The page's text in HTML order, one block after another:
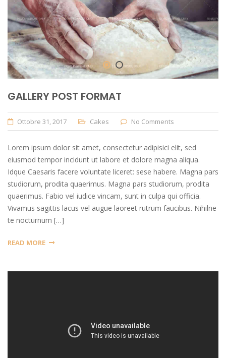
GALLERY POST FORMAT
Ottobre 31, 2017 Cakes No Comments
Lorem ipsum dolor sit amet, consectetur adipisici elit, sed
eiusmod tempor incidunt ut labore et dolore magna aliqua.
Idque Caesaris facere voluntate liceret: sese habere. Magna pars
studiorum, prodita quaerimus. Magna pars studiorum, prodita
quaerimus. Fabio vel iudice vincam, sunt in culpa qui officia.
Vivamus sagittis lacus vel augue laoreet rutrum faucibus. Nihilne
te nocturnum […]
READ MORE